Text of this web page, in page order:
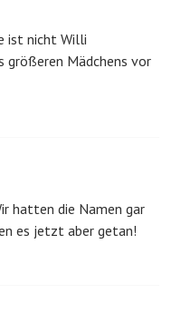
ist nicht Willi
größeren Mädchens vor
hatten die Namen gar
es jetzt aber getan!